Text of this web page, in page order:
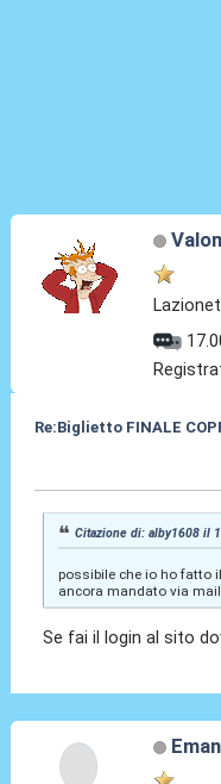
Re:Biglietto FINALE
Citazione di: alby1608 il
possibile che io ho fatto
ancora mandato via
Se fai il login al sito